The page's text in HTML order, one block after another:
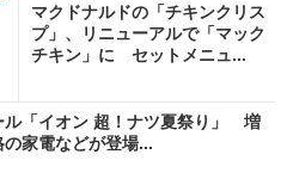
マクドナルドの「チキンクリス
プ」、リニューアルで「マック
チキン」に セットメニュ...
ル「イオン 超！ナツ夏祭り」 増
家電などが登場...